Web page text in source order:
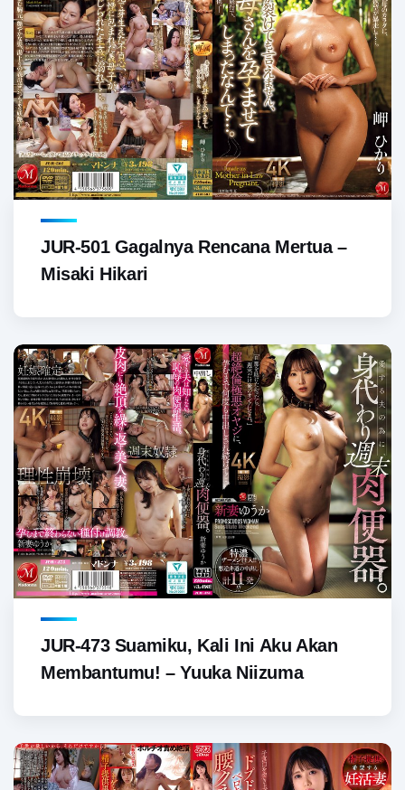
JUR-501 Gagalnya Rencana Mertua –
Misaki Hikari
JUR-473 Suamiku, Kali Ini Aku Akan
Membantumu! – Yuuka Niizuma